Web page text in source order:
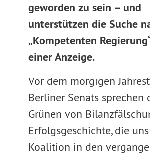
geworden zu sein – und
unterstützen die Suche
„Kompetenten
einer Anzeige.
Vor dem morgigen
Berliner Senats sprechen
Grünen von
Erfolgsgeschichte, die
Koalition in den